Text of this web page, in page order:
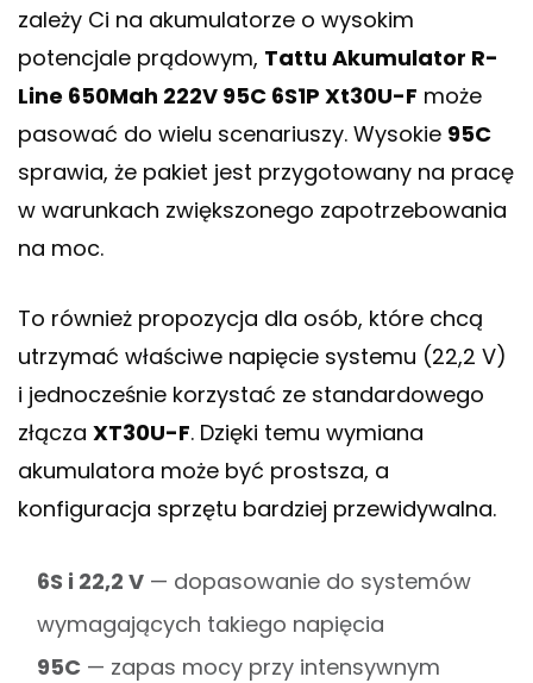
zależy Ci na akumulatorze o wysokim
potencjale prądowym, Tattu Akumulator R-
Line 650Mah 222V 95C 6S1P Xt30U-F może
pasować do wielu scenariuszy. Wysokie 95C
sprawia, że pakiet jest przygotowany na pracę
w warunkach zwiększonego zapotrzebowania
na moc.
To również propozycja dla osób, które chcą
utrzymać właściwe napięcie systemu (22,2 V)
i jednocześnie korzystać ze standardowego
złącza XT30U-F. Dzięki temu wymiana
akumulatora może być prostsza, a
konfiguracja sprzętu bardziej przewidywalna.
6S i 22,2 V — dopasowanie do systemów
wymagających takiego napięcia
95C — zapas mocy przy intensywnym